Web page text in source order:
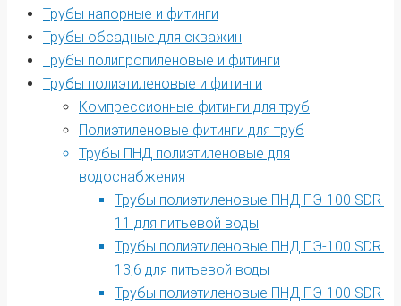
Трубы напорные и фитинги
Трубы обсадные для скважин
Трубы полипропиленовые и фитинги
Трубы полиэтиленовые и фитинги
Компрессионные фитинги для труб
Полиэтиленовые фитинги для труб
Трубы ПНД полиэтиленовые для
водоснабжения
Трубы полиэтиленовые ПНД ПЭ-100 SDR
11 для питьевой воды
Трубы полиэтиленовые ПНД ПЭ-100 SDR
13,6 для питьевой воды
Трубы полиэтиленовые ПНД ПЭ-100 SDR